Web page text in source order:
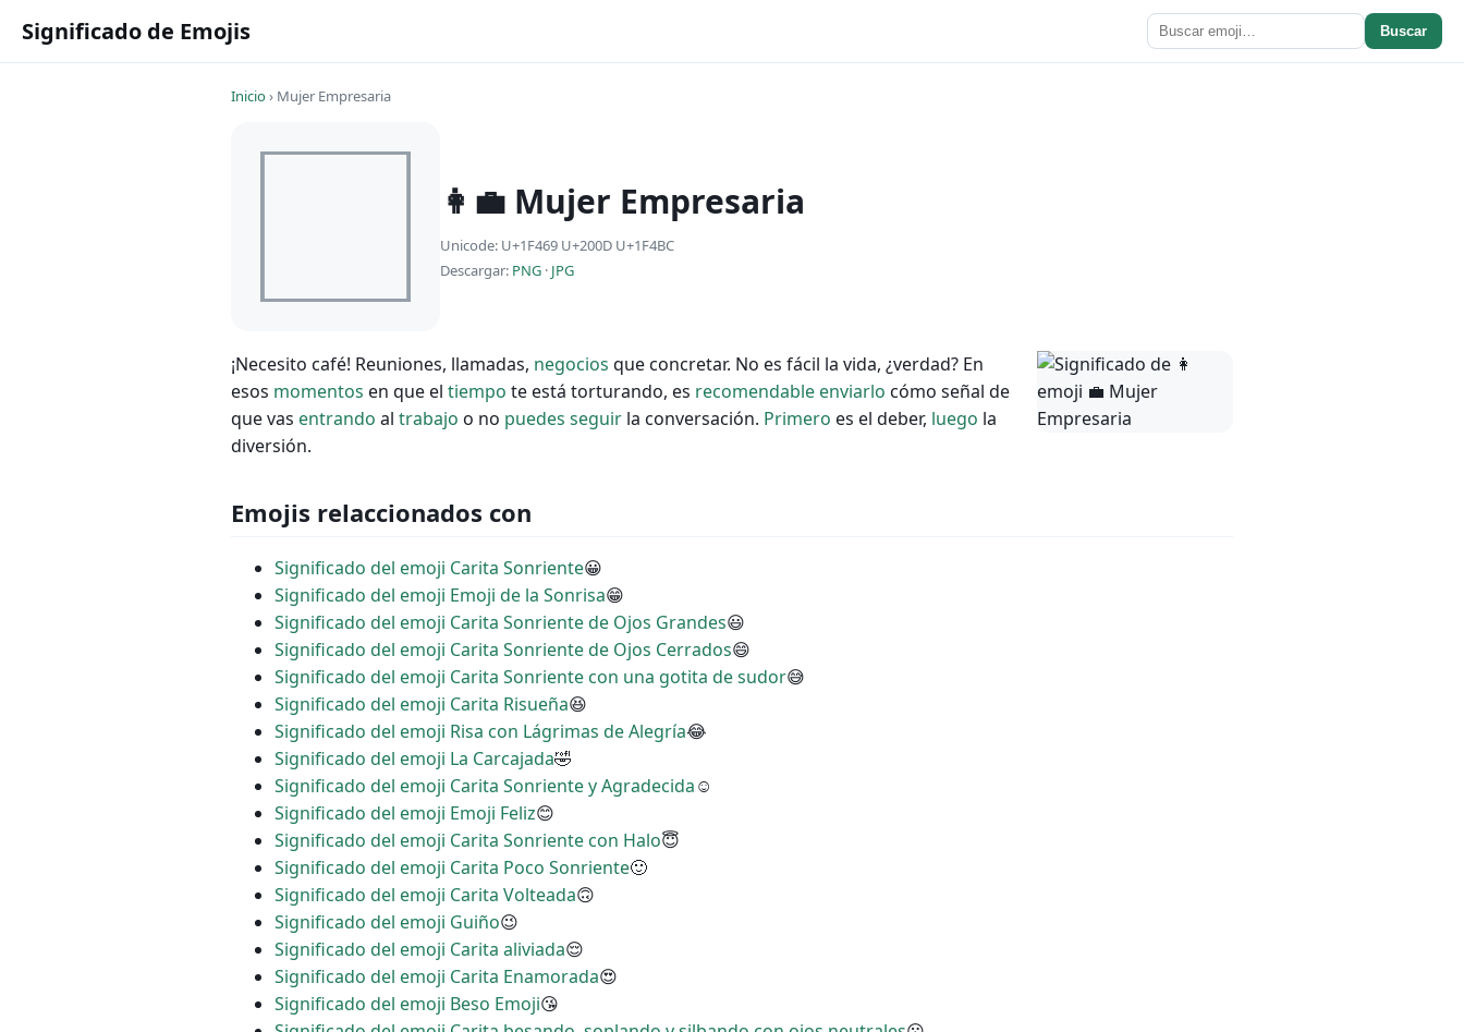
Significado de Emojis Buscar
Inicio› Mujer Empresaria
👩‍💼 Mujer Empresaria
Unicode: U+1F469 U+200D U+1F4BC
Descargar: PNG · JPG
¡Necesito café! Reuniones, llamadas, negocios que concretar. No es fácil la vida, ¿verdad? En
esos momentos en que el tiempo te está torturando, es recomendable enviarlo cómo señal de
que vas entrando al trabajo o no puedes seguir la conversación. Primero es el deber, luego la
diversión.
Emojis relaccionados con
Significado del emoji Carita Sonriente😀
Significado del emoji Emoji de la Sonrisa😁
Significado del emoji Carita Sonriente de Ojos Grandes😃
Significado del emoji Carita Sonriente de Ojos Cerrados😄
Significado del emoji Carita Sonriente con una gotita de sudor😅
Significado del emoji Carita Risueña😆
Significado del emoji Risa con Lágrimas de Alegría😂
Significado del emoji La Carcajada🤣
Significado del emoji Carita Sonriente y Agradecida☺
Significado del emoji Emoji Feliz😊
Significado del emoji Carita Sonriente con Halo😇
Significado del emoji Carita Poco Sonriente🙂
Significado del emoji Carita Volteada🙃
Significado del emoji Guiño😉
Significado del emoji Carita aliviada😌
Significado del emoji Carita Enamorada😍
Significado del emoji Beso Emoji😘